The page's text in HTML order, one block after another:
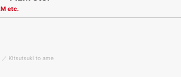
etc.
／ Kitsutsuki to ame